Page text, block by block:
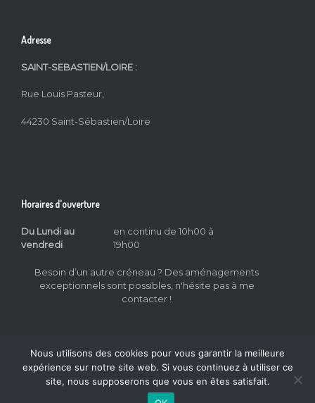
Adresse
SAINT-SEBASTIEN/LOIRE :
Rue Louis Pasteur,
44230 Saint-Sébastien/Loire
Horaires d'ouverture
Du Lundi au
vendredi
en continu de 10h00 à
19h00
Besoin d’un autre créneau ? Des aménagements
exceptionnels sont possibles, n'hésite pas à me
contacter !
All That Sing © 2026 Mentions Légales
Nous utilisons des cookies pour vous garantir la meilleure
expérience sur notre site web. Si vous continuez à utiliser ce
site, nous supposerons que vous en êtes satisfait.